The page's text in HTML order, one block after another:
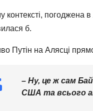
контексті, погоджена
б.
Путін на Алясці
– Ну, це ж сам
США та всього